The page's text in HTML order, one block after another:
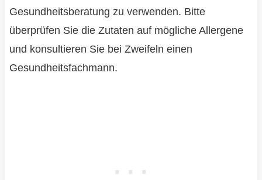
Gesundheitsberatung zu verwenden. Bitte
überprüfen Sie die Zutaten auf mögliche Allergene
und konsultieren Sie bei Zweifeln einen
Gesundheitsfachmann.